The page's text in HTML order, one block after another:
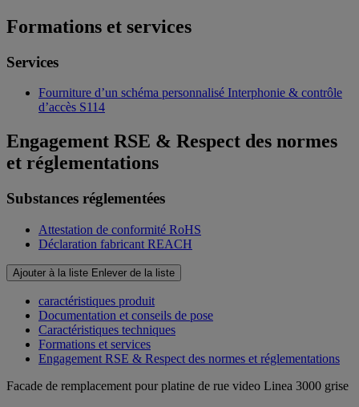
Formations et services
Services
Fourniture d’un schéma personnalisé Interphonie & contrôle
d’accès S114
Engagement RSE & Respect des normes
et réglementations
Substances réglementées
Attestation de conformité RoHS
Déclaration fabricant REACH
Ajouter à la liste Enlever de la liste
caractéristiques produit
Documentation et conseils de pose
Caractéristiques techniques
Formations et services
Engagement RSE & Respect des normes et réglementations
Facade de remplacement pour platine de rue video Linea 3000 grise